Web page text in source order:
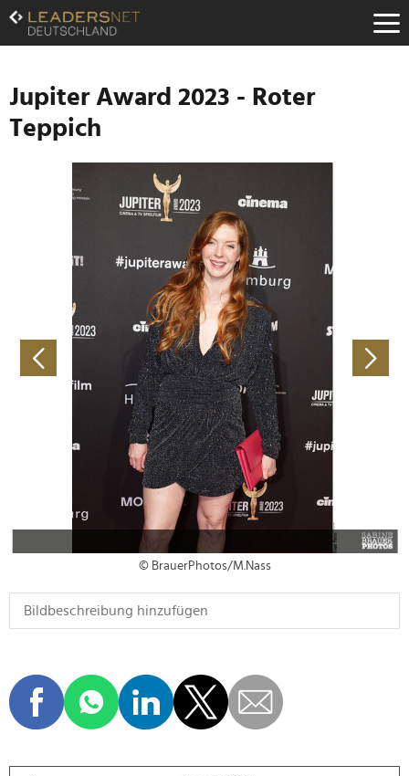
Zum
Inhalt
Zur
Navigation
Zur
Hauptnavigation
Jupiter Award 2023 - Roter
Teppich
© BrauerPhotos/M.Nass